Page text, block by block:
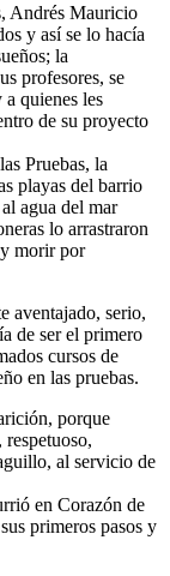
Andrés Mauricio
y así se lo hacía
la
profesores, se
quienes les
de su proyecto
Pruebas, la
playas del barrio
agua del mar
lo arrastraron
morir por
aventajado, serio,
de ser el primero
cursos de
en las pruebas.
porque
al servicio de
en Corazón de
primeros pasos y